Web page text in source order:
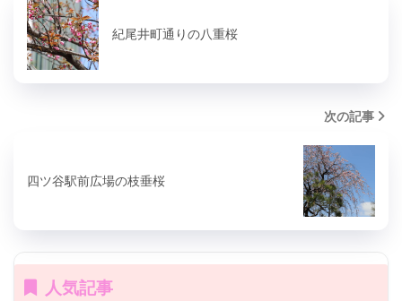
紀尾井町通りの八重桜
次の記事
四ツ谷駅前広場の枝垂桜
人気記事